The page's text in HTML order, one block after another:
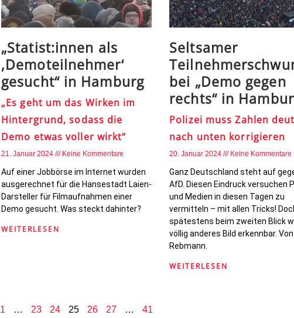
„Statist:innen als
‚Demoteilnehmer‘
gesucht“ in Hamburg
„Es geht um das Wirken im
Hintergrund, sodass die
Demo etwas voller wirkt“
21. Januar 2024 Keine Kommentare
Auf einer Jobbörse im Internet wurden
ausgerechnet für die Hansestadt Laien-
Darsteller für Filmaufnahmen einer
Demo gesucht. Was steckt dahinter?
WEITERLESEN
Seltsamer
bei „Demo gegen
rechts“ in
Polizei muss Zahlen
nach unten korrigieren
20. Januar 2024 Keine Kommentare
Ganz Deutschland steht auf
AfD. Diesen Eindruck versuchen
und Medien in diesen Tagen zu
vermitteln – mit allen Tricks!
spätestens beim zweiten Blick
völlig anderes Bild erkennbar. Von
Rebmann.
WEITERLESEN
1 … 23 24 25 26 27 … 41